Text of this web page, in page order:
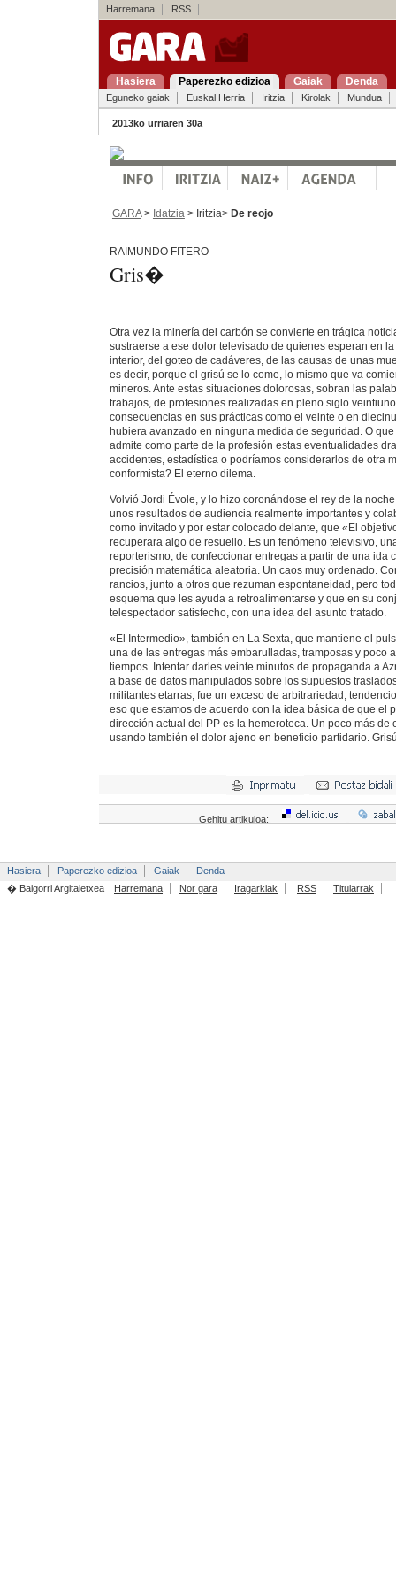
Harremana RSS
Hasiera Paperezko edizioa Gaiak Denda
Eguneko gaiak Euskal Herria Iritzia Kirolak Mundua
2013ko urriaren 30a
GARA> Idatzia > Iritzia> De reojo
RAIMUNDO FITERO
Gris�
Otra vez la minería del carbón se convierte en trágica
sustraerse a ese dolor televisado de quienes esperan en
interior, del goteo de cadáveres, de las causas de unas
es decir, porque el grisú se lo come, lo mismo que va
mineros. Ante estas situaciones dolorosas, sobran las
trabajos, de profesiones realizadas en pleno siglo
consecuencias en sus prácticas como el veinte o en
hubiera avanzado en ninguna medida de seguridad. O
admite como parte de la profesión estas eventualidades
accidentes, estadística o podríamos considerarlos de otra
conformista? El eterno dilema.
Volvió Jordi Évole, y lo hizo coronándose el rey de la
unos resultados de audiencia realmente importantes y
como invitado y por estar colocado delante, que «El
recuperara algo de resuello. Es un fenómeno televisivo,
reporterismo, de confeccionar entregas a partir de una ida
precisión matemática aleatoria. Un caos muy ordenado.
rancios, junto a otros que rezuman espontaneidad, pero
esquema que les ayuda a retroalimentarse y que en su
telespectador satisfecho, con una idea del asunto tratado.
«El Intermedio», también en La Sexta, que mantiene el
una de las entregas más embarulladas, tramposas y poco
tiempos. Intentar darles veinte minutos de propaganda a
a base de datos manipulados sobre los supuestos
militantes etarras, fue un exceso de arbitrariedad,
eso que estamos de acuerdo con la idea básica de que el
dirección actual del PP es la hemeroteca. Un poco más de
usando también el dolor ajeno en beneficio partidario.
Gehitu artikuloa:
Hasiera Paperezko edizioa Gaiak
Denda
� Baigorri Argitaletxea
Harremana Nor gara Iragarkiak RSS Titularrak